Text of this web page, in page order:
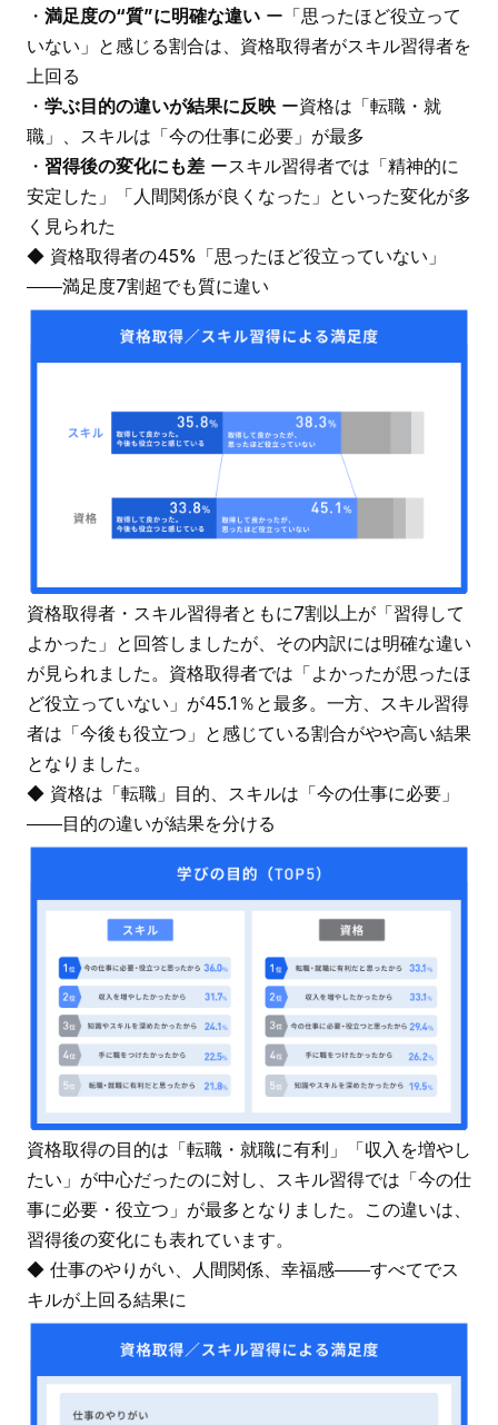
・ 満足度の“質”に明確な違い ー「思ったほど役立って
いない」と感じる割合は、資格取得者がスキル習得者を
上回る
・ 学ぶ目的の違いが結果に反映 ー資格は「転職・就
職」、スキルは「今の仕事に必要」が最多
・ 習得後の変化にも差 ースキル習得者では「精神的に
安定した」「人間関係が良くなった」といった変化が多
く見られた
◆ 資格取得者の45%「思ったほど役立っていない」
――満足度7割超でも質に違い
資格取得者・スキル習得者ともに7割以上が「習得して
よかった」と回答しましたが、その内訳には明確な違い
が見られました。資格取得者では「よかったが思ったほ
ど役立っていない」が45.1％と最多。一方、スキル習得
者は「今後も役立つ」と感じている割合がやや高い結果
となりました。
◆ 資格は「転職」目的、スキルは「今の仕事に必要」
――目的の違いが結果を分ける
資格取得の目的は「転職・就職に有利」「収入を増やし
たい」が中心だったのに対し、スキル習得では「今の仕
事に必要・役立つ」が最多となりました。この違いは、
習得後の変化にも表れています。
◆ 仕事のやりがい、人間関係、幸福感――すべてでス
キルが上回る結果に